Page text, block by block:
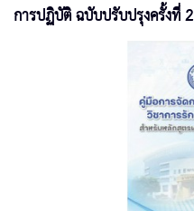
การปฏิบัติ ฉบับปรับปรุงครั้งที่ 2